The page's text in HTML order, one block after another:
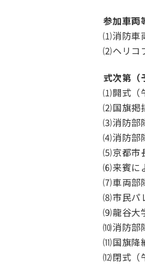
参加車両
⑴消防
⑵ヘリ
式次第（
⑴開式（
⑵国旗掲
⑶消防部
⑷消防部
⑸京都市
⑹来賓に
⑺車両部
⑻市民パ
⑼龍谷大
⑽消防部
⑾国旗降
⑿閉式（